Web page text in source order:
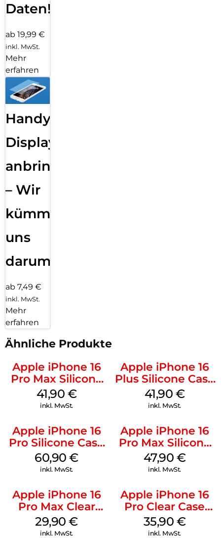
Daten!
ab 19,99 €
inkl. MwSt.
Mehr
erfahren
Handy
Displayfolie
anbringen
– Wir
kümmern
uns
darum!
ab 7,49 €
inkl. MwSt.
Mehr
erfahren
Ähnliche Produkte
Apple iPhone 16
Pro Max Silicone
Case MagSafe
Ultramarine
41,90 €
inkl. MwSt.
Apple iPhone 16
Plus Silicone Case
MagSafe Stone
Gray
41,90 €
inkl. MwSt.
Apple iPhone 16
Pro Silicone Case
MagSafe Stone
Gray
60,90€
inkl. MwSt.
Apple iPhone 16
Pro Max Silicone
Case MagSafe
Black
47,90 €
inkl. MwSt.
Apple iPhone 16
Pro Max Clear
Case MagSafe
Transparent
29,90€
inkl. MwSt.
Apple iPhone 16
Pro Clear Case
MagSafe
Transparent
35,90 €
inkl. MwSt.